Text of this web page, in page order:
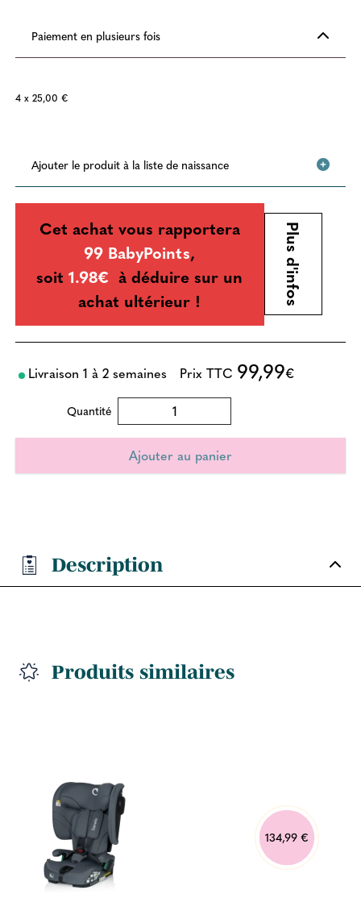
Paiement en plusieurs fois
4 x 25,00 €
Ajouter le produit à la liste de naissance
Cet achat vous rapportera
99 BabyPoints,
soit1.98€ à déduire sur un
achat ultérieur !
Plus d'infos
Livraison 1 à 2 semaines Prix TTC 99,99€
Quantité
Description
Produits similaires
134,99 €